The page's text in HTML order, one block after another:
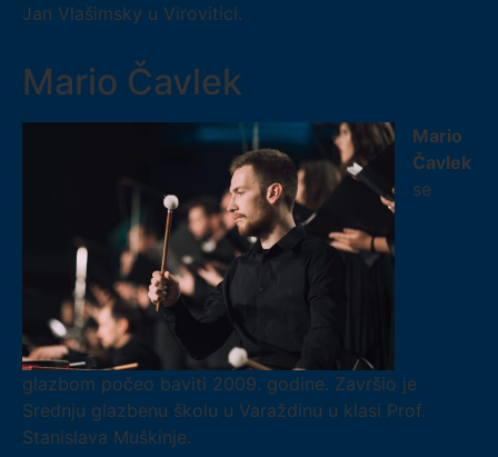
Jan Vlašimsky u Virovitici.
Mario Čavlek
Mario
Čavlek
se
glazbom počeo baviti 2009. godine. Završio je
Srednju glazbenu školu u Varaždinu u klasi Prof.
Stanislava Muškinje.